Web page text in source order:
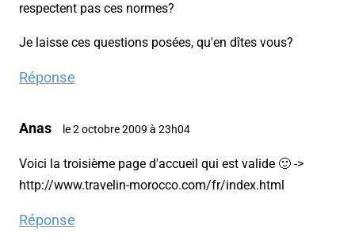
respectent pas ces normes?
Je laisse ces questions posées, qu'en dîtes vous?
Réponse
Anas le 2 octobre 2009 à 23h04
Voici la troisième page d'accueil qui est valide 🙂 ->
http://www.travelin-morocco.com/fr/index.html
Réponse